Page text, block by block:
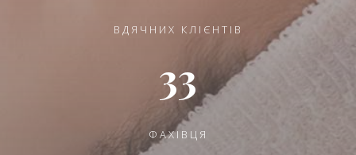
ВДЯЧНИХ КЛІЄНТІВ
33
ФАХІВЦЯ